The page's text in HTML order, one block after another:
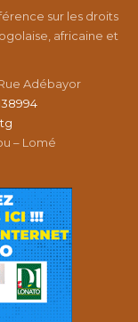
sur les droits
africaine et
Adébayor
– Lomé